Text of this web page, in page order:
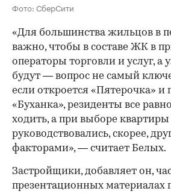
Фото: СберСити
«Для большинства жильцов в
важно, чтобы в составе ЖК в
операторы торговли и услуг,
будут — вопрос не самый
если откроется «Пятерочка» и
«Буханка», резиденты все
ходить, а при выборе
руководствовались, скорее,
факторами», — считает Белых.
Застройщики, добавляет он,
презентационных материалах